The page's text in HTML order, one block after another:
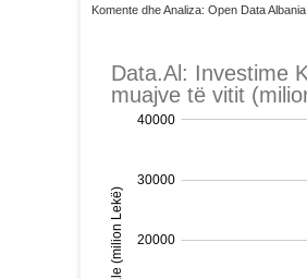
Komente dhe Analiza: Open Data Albania